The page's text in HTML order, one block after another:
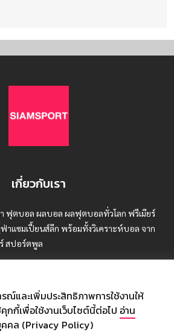
เกี่ยวกับเรา
า ฟุตบอล ผลบอล ผลฟุตบอลทั่วโลก ฟรีเมียร์
าแซมเปี้ยนส์ลีก พร้อมทั้งวิเคราะห์บอล จาก
สปอร์ตพูล
คท จำกัด (มหาชน)
อินทรา 40
และเพิ่มประสิทธิภาพการใช้งานให้
กกี้เพื่อใช้งานเว็บไซต์นี้ต่อไป อ่าน
คล (Privacy Policy)